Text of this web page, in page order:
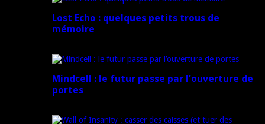
Lost Echo : quelques petits trous de
mémoire
Mindcell : le futur passe par l’ouverture de
portes